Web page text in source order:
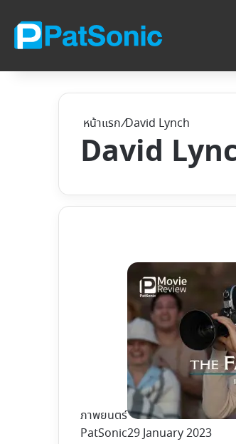
หน้าแรก/David Lynch
David
ภาพยนตร์
PatSonic29 January 2023